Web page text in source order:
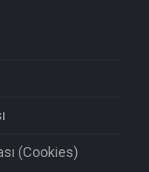
(Cookies)